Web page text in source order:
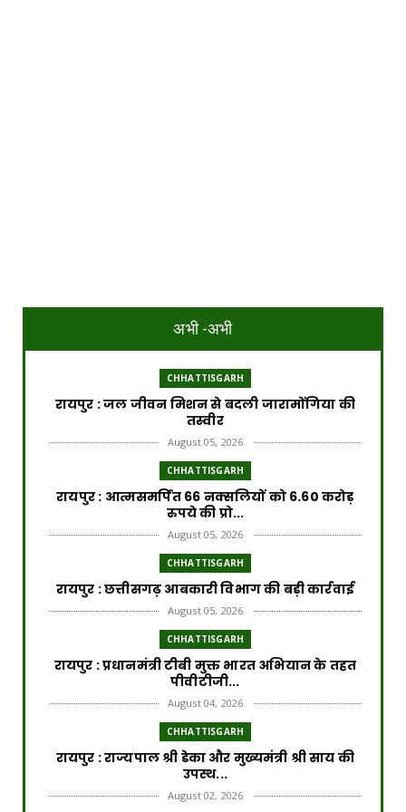
अभी -अभी
CHHATTISGARH
रायपुर : जल जीवन मिशन से बदली जारामोंगिया की
तस्वीर
August 05, 2026
CHHATTISGARH
रायपुर : आत्मसमर्पित 66 नक्सलियों को 6.60 करोड़
रुपये की प्रो...
August 05, 2026
CHHATTISGARH
रायपुर : छत्तीसगढ़ आबकारी विभाग की बड़ी कार्रवाई
August 05, 2026
CHHATTISGARH
रायपुर : प्रधानमंत्री टीबी मुक्त भारत अभियान के तहत
पीवीटीजी...
August 04, 2026
CHHATTISGARH
रायपुर : राज्यपाल श्री डेका और मुख्यमंत्री श्री साय की
उपस्थ...
August 02, 2026